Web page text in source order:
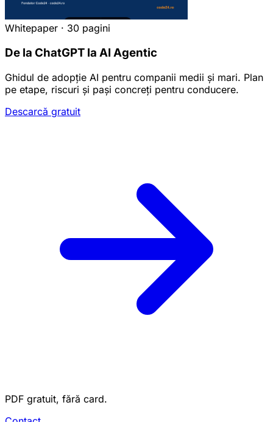
Whitepaper · 30 pagini
De la ChatGPT la AI Agentic
Ghidul de adopție AI pentru companii medii și mari. Plan
pe etape, riscuri și pași concreți pentru conducere.
Descarcă gratuit
PDF gratuit, fără card.